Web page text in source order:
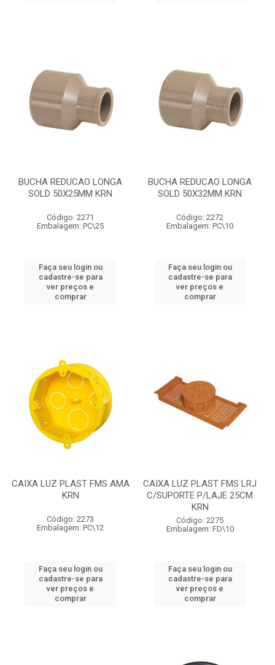
BUCHA REDUCAO LONGA
SOLD 50X25MM KRN
Código: 2271
Embalagem: PC\25
Faça seu login ou
cadastre-se para
ver preços e
comprar
BUCHA REDUCAO LONGA
SOLD 50X32MM KRN
Código: 2272
Embalagem: PC\10
Faça seu login ou
cadastre-se para
ver preços e
comprar
CAIXA LUZ PLAST FMS AMA
KRN
Código: 2273
Embalagem: PC\12
Faça seu login ou
cadastre-se para
ver preços e
comprar
CAIXA LUZ PLAST FMS LRJ
C/SUPORTE P/LAJE 25CM
KRN
Código: 2275
Embalagem: FD\10
Faça seu login ou
cadastre-se para
ver preços e
comprar